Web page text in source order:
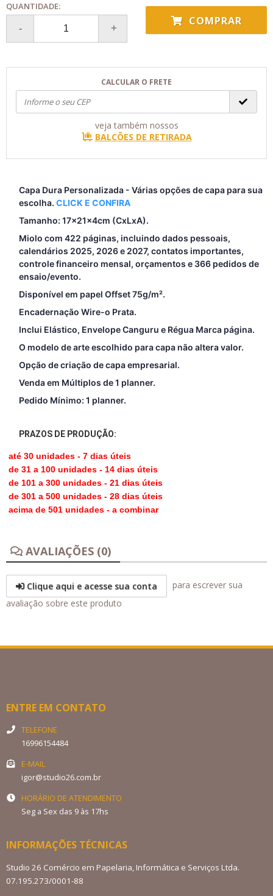
QUANTIDADE:
COMPRAR
CALCULAR O FRETE
veja também nossos
BALCÕES DE RETIRADA
Capa Dura Personalizada - Várias opções de capa para sua
escolha. CLICK E CONFIRA
Tamanho: 17x21x4cm (CxLxA).
Miolo com 422 páginas, incluindo dados pessoais,
calendários 2025, 2026 e 2027, contatos importantes,
controle financeiro mensal, orçamentos e 366 pedidos de
ensaio/evento.
Disponível em papel Offset 75g/m².
Encadernação Wire-o Prata.
Inclui Elástico, Envelope Canguru e Régua Marca página.
O modelo de arte escolhido para capa não altera valor.
Opção de criação de capa empresarial.
Venda em Múltiplos de 1 planner.
Pedido Mínimo: 1 planner.
PRAZOS DE PRODUÇÃO:
até 30 unidades - 7 dias úteis
de 31 a 100 unidades - 14 dias úteis
de 101 a 300 unidades - 21 dias úteis
de 301 a 500 unidades - 28 dias úteis
acima de 501 unidades - a combinar
AVALIAÇÕES (0)
Clique aqui e acesse sua conta
para escrever sua
avaliação sobre este produto
ENTRE EM CONTATO
TELEFONE
16996154484
E-MAIL
igor@studio26.com.br
HORÁRIO DE ATENDIMENTO
Seg a Sex das 9 às 17hs
INFORMAÇÕES TÉCNICAS
Studio 26 Comércio em Papelaria, Informática e Serviços Ltda.
07.195.273/0001-88